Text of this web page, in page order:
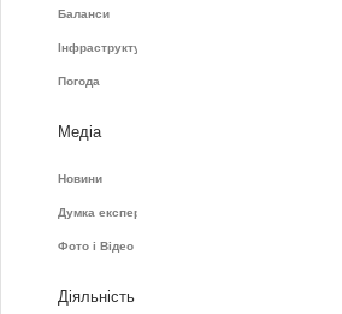
Баланси
Інфраструктура
Погода
Медіа
Новини
Думка експертів
Фото і Відео
Діяльність